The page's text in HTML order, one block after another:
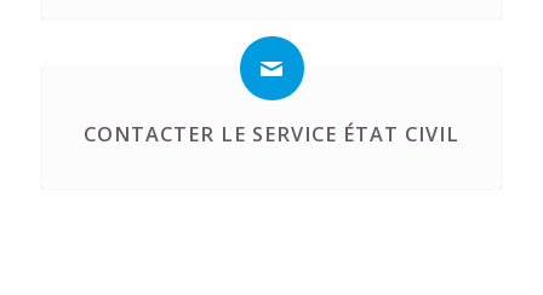
CONTACTER LE SERVICE ÉTAT CIVIL